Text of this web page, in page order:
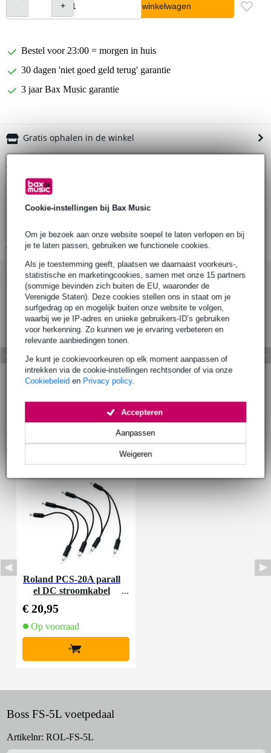
Cookie-instellingen bij Bax Music
Om je bezoek aan onze website soepel te laten verlopen en bij
je te laten passen, gebruiken we functionele cookies.
Als je toestemming geeft, plaatsen we daarnaast voorkeurs-,
statistische en marketingcookies, samen met onze 15 partners
(sommige bevinden zich buiten de EU, waaronder de
Verenigde Staten). Deze cookies stellen ons in staat om je
surfgedrag op en mogelijk buiten onze website te volgen,
waarbij we je IP-adres en unieke gebruikers-ID’s gebruiken
voor herkenning. Zo kunnen we je ervaring verbeteren en
relevante aanbiedingen tonen.
Je kunt je cookievoorkeuren op elk moment aanpassen of
intrekken via de cookie-instellingen rechtsonder of via onze
Cookiebeleid en Privacy policy.
Weigeren
Aanpassen
Accepteren
In winkelwagen
Bestel voor 23:00 = morgen in huis
30 dagen 'niet goed geld terug' garantie
3 jaar Bax Music garantie
Gratis ophalen in de winkel
Productinformatie
compact pedaal met lichtschakelaar-principe
eerste keer indrukken is 'aan', de tweede keer drukken is'uit'
Bekijk alle productspecificaties
Bekijk ook eens (3)
Accessoires (1)
Roland PCS-20A parall
el DC stroomkabel
€ 20,95
Op voorraad
+
Boss FS-5L voetpedaal
Artikelnr: ROL-FS-5L